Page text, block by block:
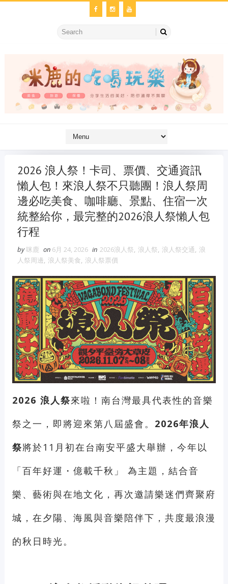
2026 浪人祭！卡司、票價、交通資訊
懶人包！來浪人祭不只聽團！浪人祭周
邊必吃美食、咖啡廳、景點、住宿一次
統整給你，最完整的2026浪人祭懶人包
行程
by咪鹿 on 6月 24, 2026 in 2026浪人祭, 浪人祭, 浪人祭交通, 浪
人祭周邊, 浪人祭美食, 浪人祭票價
2026 浪人祭來啦！南台灣最具代表性的音樂
祭之一，即將迎來第八屆盛會。 2026年浪人
祭將於11月初在台南安平盛大舉辦，今年以
「百年好運・億載千秋」 為主題，結合音
樂、藝術與在地文化，再次邀請樂迷們齊聚府
城，在夕陽、海風與音樂陪伴下，共度最浪漫
的秋日時光。
冷氣維修 維修冷氣 冷氣維修 官網 大金冷氣維修
氣維修
眼鏡蛇粉
眼鏡蛇粉膠囊
蛇粉推薦
蛇粉哪裡買
純蛇粉
工程 一家倫